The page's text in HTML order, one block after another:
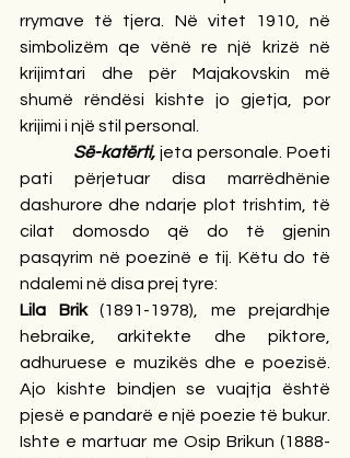
rrymave të tjera. Në vitet 1910, në
simbolizëm qe vënë re një krizë në
krijimtari dhe për Majakovskin më
shumë rëndësi kishte jo gjetja, por
krijimi i një stil personal.
Së-katërti, jeta personale. Poeti
pati përjetuar disa marrëdhënie
dashurore dhe ndarje plot trishtim, të
cilat domosdo që do të gjenin
pasqyrim në poezinë e tij. Këtu do të
ndalemi në disa prej tyre:
Lila Brik (1891-1978), me prejardhje
hebraike, arkitekte dhe piktore,
adhuruese e muzikës dhe e poezisë.
Ajo kishte bindjen se vuajtja është
pjesë e pandarë e një poezie të bukur.
Ishte e martuar me Osip Brikun (1888-